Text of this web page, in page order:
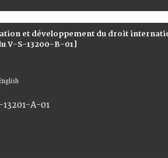
et développement du droit
V-S-13200-B-01]
A-01